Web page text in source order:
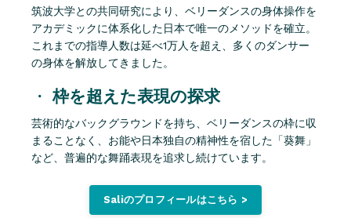
筑波大学との共同研究により、ベリーダンスの身体操作を
アカデミックに体系化した日本で唯一のメソッドを確立。
これまでの指導人数は延べ1万人を超え、多くのダンサー
の身体を解放してきました。
・枠を超えた表現の探求
芸術的なバックグラウンドを持ち、ベリーダンスの枠に収
まることなく、お能や日本独自の精神性を宿した「葵舞」
など、普遍的な舞踊表現を追求し続けています。
Saliのプロフィールはこちら >